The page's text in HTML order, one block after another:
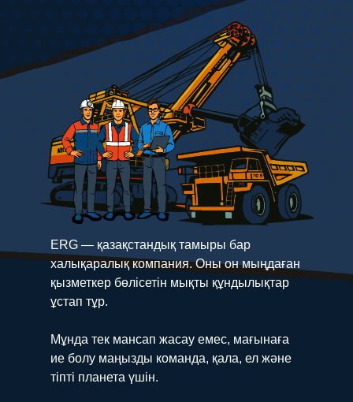
ERG — қазақстандық тамыры бар
халықаралық компания. Оны он мыңдаған
қызметкер бөлісетін мықты құндылықтар
ұстап тұр.
Мұнда тек мансап жасау емес, мағынаға
ие болу маңызды команда, қала, ел және
тіпті планета үшін.